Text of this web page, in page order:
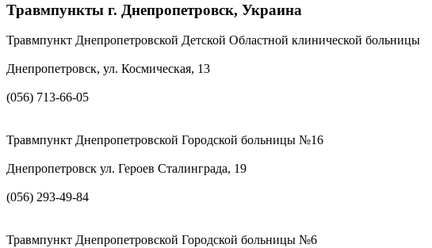
Травмпункты г. Днепропетровск, Украина
Травмпункт Днепропетровской Детской Областной клинической больницы
Днепропетровск, ул. Космическая, 13
(056) 713-66-05
Травмпункт Днепропетровской Городской больницы №16
Днепропетровск ул. Героев Сталинграда, 19
(056) 293-49-84
Травмпункт Днепропетровской Городской больницы №6